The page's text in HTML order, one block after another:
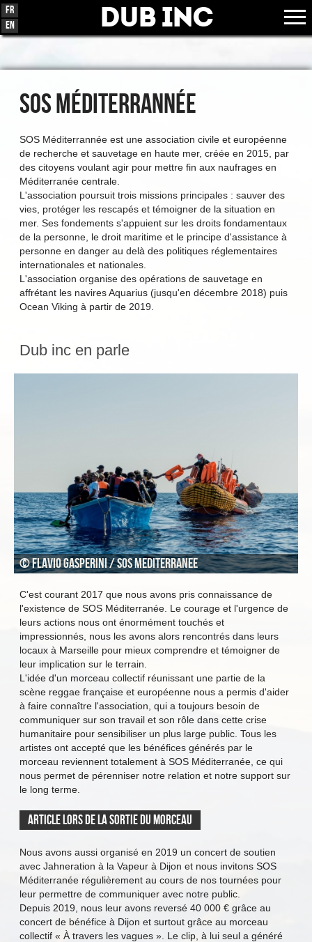
Dub Inc
Fr
En
SOS MÉDITERRANNÉE
SOS Méditerrannée est une association civile et européenne
de recherche et sauvetage en haute mer, créée en 2015, par
des citoyens voulant agir pour mettre fin aux naufrages en
Méditerranée centrale.
L'association poursuit trois missions principales : sauver des
vies, protéger les rescapés et témoigner de la situation en
mer. Ses fondements s'appuient sur les droits fondamentaux
de la personne, le droit maritime et le principe d'assistance à
personne en danger au delà des politiques réglementaires
internationales et nationales.
L'association organise des opérations de sauvetage en
affrétant les navires Aquarius (jusqu'en décembre 2018) puis
Ocean Viking à partir de 2019.
Dub inc en parle
© Flavio Gasperini / SOS MEDITERRANEE
C'est courant 2017 que nous avons pris connaissance de
l'existence de SOS Méditerranée. Le courage et l'urgence de
leurs actions nous ont énormément touchés et
impressionnés, nous les avons alors rencontrés dans leurs
locaux à Marseille pour mieux comprendre et témoigner de
leur implication sur le terrain.
L'idée d'un morceau collectif réunissant une partie de la
scène reggae française et européenne nous a permis d'aider
à faire connaître l'association, qui a toujours besoin de
communiquer sur son travail et son rôle dans cette crise
humanitaire pour sensibiliser un plus large public. Tous les
artistes ont accepté que les bénéfices générés par le
morceau reviennent totalement à SOS Méditerranée, ce qui
nous permet de pérenniser notre relation et notre support sur
le long terme.
Article lors de la sortie du morceau
Nous avons aussi organisé en 2019 un concert de soutien
avec Jahneration à la Vapeur à Dijon et nous invitons SOS
Méditerranée régulièrement au cours de nos tournées pour
leur permettre de communiquer avec notre public.
Depuis 2019, nous leur avons reversé 40 000 € grâce au
concert de bénéfice à Dijon et surtout grâce au morceau
collectif « À travers les vagues ». Le clip, à lui seul a généré